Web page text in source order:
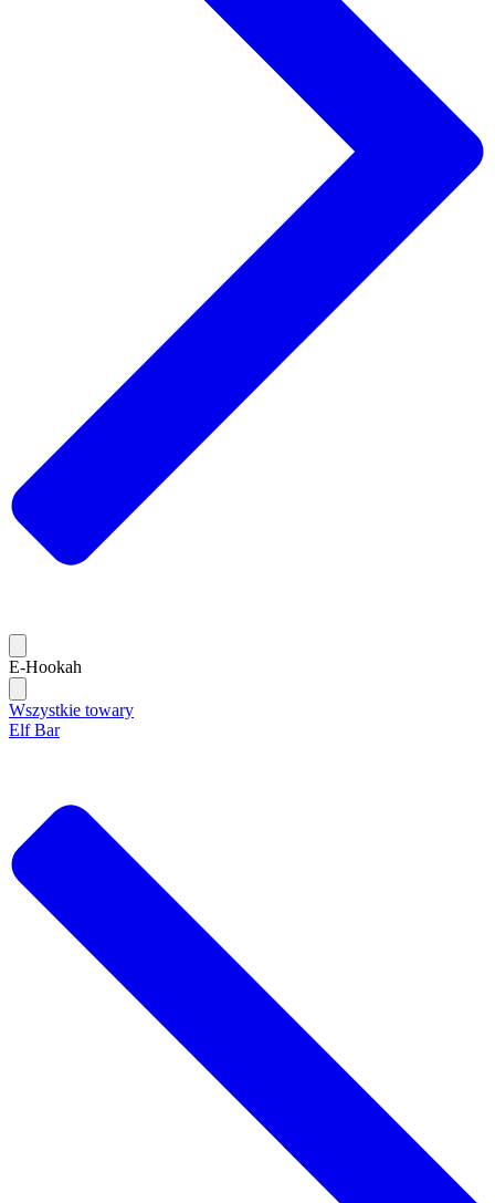
E-Hookah
Wszystkie towary
Elf Bar